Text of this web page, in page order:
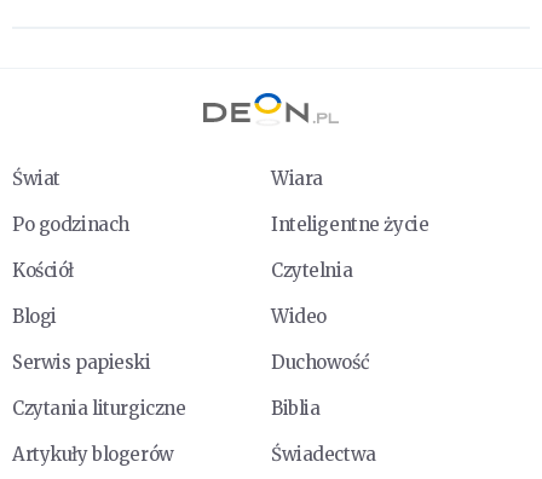
Świat
Wiara
Po godzinach
Inteligentne życie
Kościół
Czytelnia
Blogi
Wideo
Serwis papieski
Duchowość
Czytania liturgiczne
Biblia
Artykuły blogerów
Świadectwa